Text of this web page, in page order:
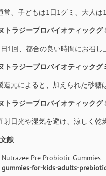
常、子どもは1日1グミ、大人
トラジープロバイオティック
1回、都合の良い時間にお召し
トラジープロバイオティック
造元によると、加えられた砂糖
トラジープロバイオティックグ
射日光や湿気を避け、涼しく乾
献
Nutrazee Pre Probiotic
gummies-for-kids-adults-